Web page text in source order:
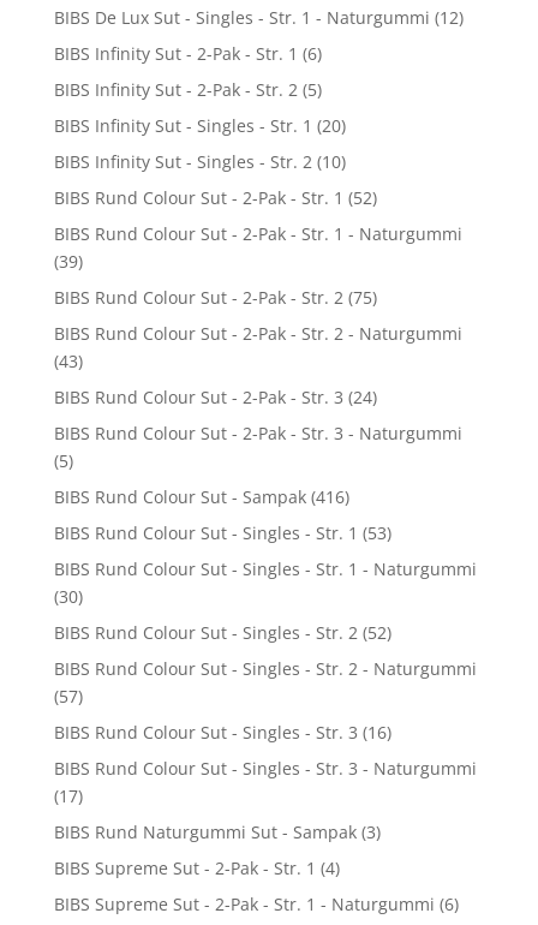
BIBS De Lux Sut - Singles - Str. 1 - Naturgummi (12)
BIBS Infinity Sut - 2-Pak - Str. 1 (6)
BIBS Infinity Sut - 2-Pak - Str. 2 (5)
BIBS Infinity Sut - Singles - Str. 1 (20)
BIBS Infinity Sut - Singles - Str. 2 (10)
BIBS Rund Colour Sut - 2-Pak - Str. 1 (52)
BIBS Rund Colour Sut - 2-Pak - Str. 1 - Naturgummi
(39)
BIBS Rund Colour Sut - 2-Pak - Str. 2 (75)
BIBS Rund Colour Sut - 2-Pak - Str. 2 - Naturgummi
(43)
BIBS Rund Colour Sut - 2-Pak - Str. 3 (24)
BIBS Rund Colour Sut - 2-Pak - Str. 3 - Naturgummi
(5)
BIBS Rund Colour Sut - Sampak (416)
BIBS Rund Colour Sut - Singles - Str. 1 (53)
BIBS Rund Colour Sut - Singles - Str. 1 - Naturgummi
(30)
BIBS Rund Colour Sut - Singles - Str. 2 (52)
BIBS Rund Colour Sut - Singles - Str. 2 - Naturgummi
(57)
BIBS Rund Colour Sut - Singles - Str. 3 (16)
BIBS Rund Colour Sut - Singles - Str. 3 - Naturgummi
(17)
BIBS Rund Naturgummi Sut - Sampak (3)
BIBS Supreme Sut - 2-Pak - Str. 1 (4)
BIBS Supreme Sut - 2-Pak - Str. 1 - Naturgummi (6)